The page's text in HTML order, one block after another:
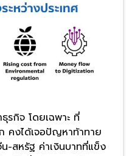
รกิจ โดยเฉพาะ ที่
คงได้เจอปัญหาท้าทาย
-สหรัฐ ค่าเงินบาทที่แข็ง